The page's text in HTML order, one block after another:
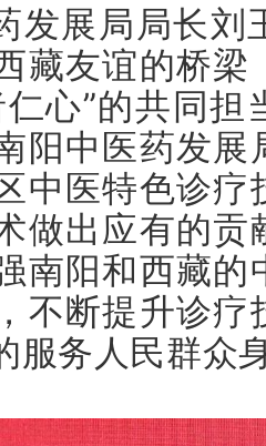
发展局局长刘
藏友谊的桥
心”的共同
阳中医药发
中医特色诊
做出应有的
南阳和西藏
不断提升诊
服务人民群众